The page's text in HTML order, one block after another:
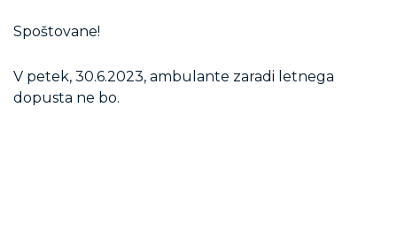
Spoštovane!
V petek, 30.6.2023, ambulante zaradi letnega
dopusta ne bo.